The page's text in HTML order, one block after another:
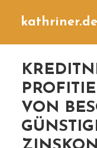
kathriner.de
VON